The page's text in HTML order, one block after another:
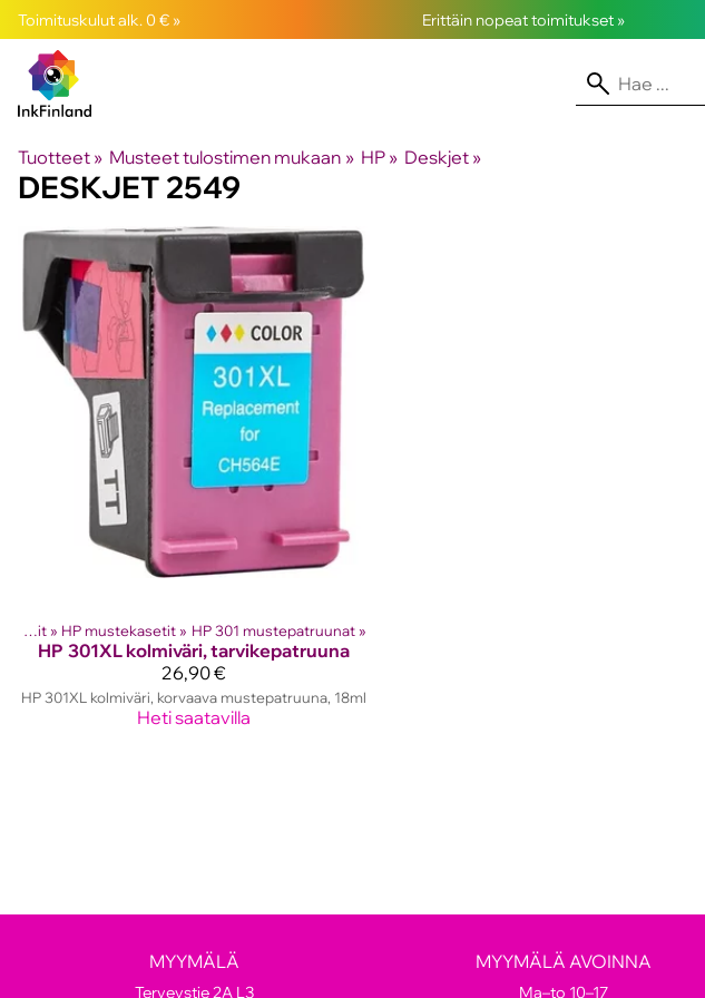
Toimituskulut alk. 0 € » Erittäin nopeat toimitukset »
Tuotteet ‪» Musteet tulostimen mukaan ‪» HP ‪» Deskjet ‪»
DESKJET 2549
Mustesuihkutulostinten kasetit ‪» HP mustekasetit ‪» HP 301 mustepatruunat ‪»
HP 301XL kolmiväri, tarvikepatruuna
26,90 €
HP 301XL kolmiväri, korvaava mustepatruuna, 18ml
Heti saatavilla
MYYMÄLÄ
Terveystie 2A L3
MYYMÄLÄ AVOINNA
Ma–to 10–17